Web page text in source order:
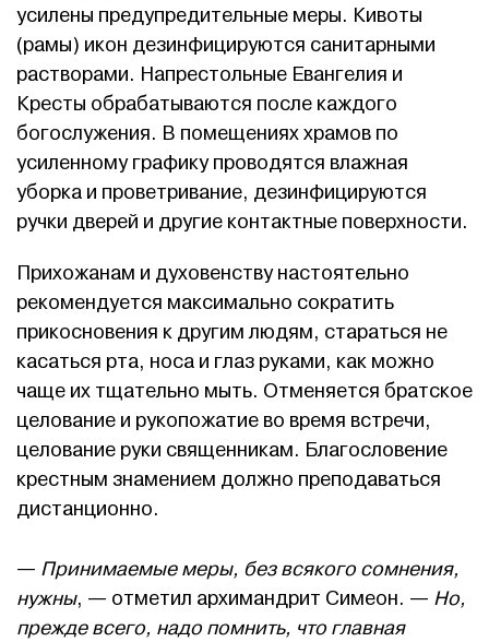
усилены предупредительные меры. Кивоты
(рамы) икон дезинфицируются санитарными
растворами. Напрестольные Евангелия и
Кресты обрабатываются после каждого
богослужения. В помещениях храмов по
усиленному графику проводятся влажная
уборка и проветривание, дезинфицируются
ручки дверей и другие контактные поверхности.
Прихожанам и духовенству настоятельно
рекомендуется максимально сократить
прикосновения к другим людям, стараться не
касаться рта, носа и глаз руками, как можно
чаще их тщательно мыть. Отменяется братское
целование и рукопожатие во время встречи,
целование руки священникам. Благословение
крестным знамением должно преподаваться
дистанционно.
— Принимаемые меры, без всякого сомнения,
нужны, — отметил архимандрит Симеон. — Но,
прежде всего, надо помнить, что главная